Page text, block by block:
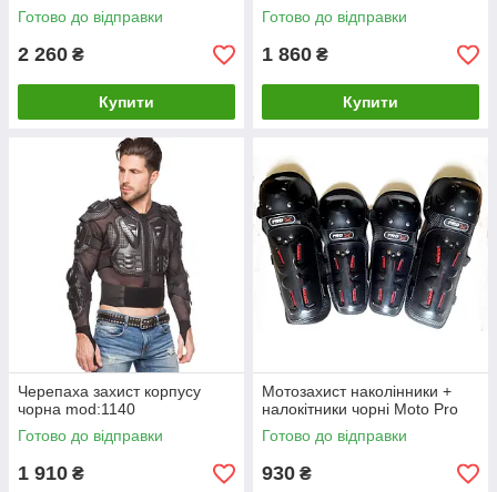
Готово до відправки
2 260 ₴
Купити
Готово до відправки
1 860 ₴
Купити
Черепаха захист корпусу
чорна mod:1140
Готово до відправки
1 910 ₴
Мотозахист наколінники +
налокітники чорні Moto Pro
Готово до відправки
930 ₴